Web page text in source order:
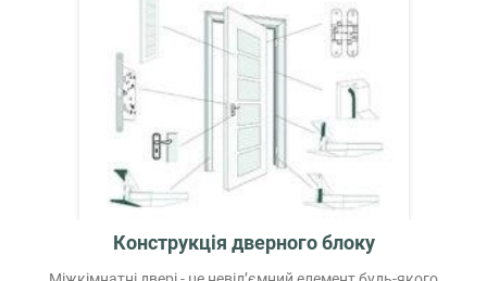
Конструкція дверного блоку